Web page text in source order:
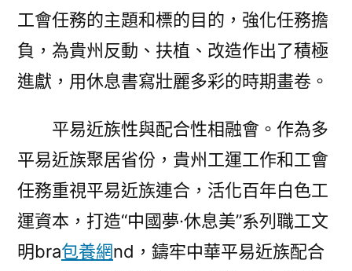
工會任務的主題和標的目的，強化任務擔
負，為貴州反動、扶植、改造作出了積極
進獻，用休息書寫壯麗多彩的時期畫卷。
平易近族性與配合性相融會。作為多
平易近族聚居省份，貴州工運工作和工會
任務重視平易近族連合，活化百年白色工
運資本，打造“中國夢·休息美”系列職工文
明bra包養網nd，鑄牢中華平易近族配合